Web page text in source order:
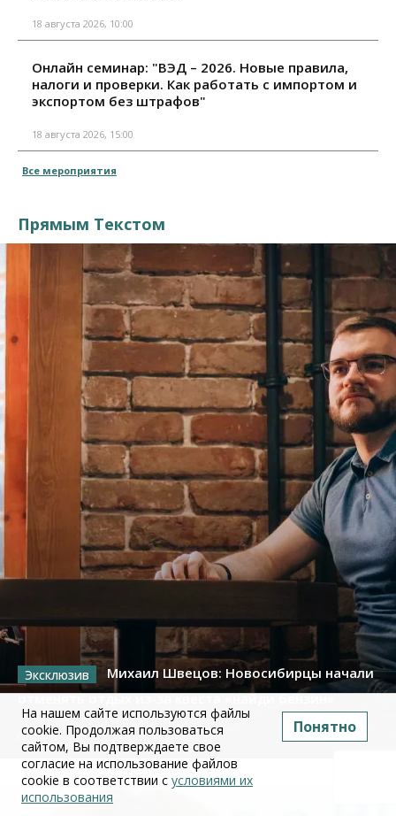
18 августа 2026, 10:00
Онлайн семинар: "ВЭД – 2026. Новые правила,
налоги и проверки. Как работать с импортом и
экспортом без штрафов"
18 августа 2026, 15:00
Все мероприятия
Прямым Текстом
Михаил Швецов: Новосибирцы начали
отменять отдых из-за квеста «найди бензин»
09 июля 2026
На нашем сайте используются файлы
cookie. Продолжая пользоваться
сайтом, Вы подтверждаете свое
согласие на использование файлов
cookie в соответствии с условиями их
использования
Понятно